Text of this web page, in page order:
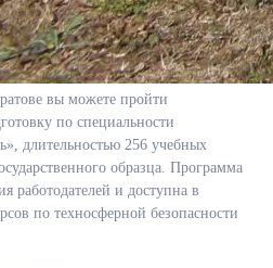
вы можете пройти
по специальности
длительностью 256 учебных
образца. Программа
работодателей и доступна в
по техносферной безопасности